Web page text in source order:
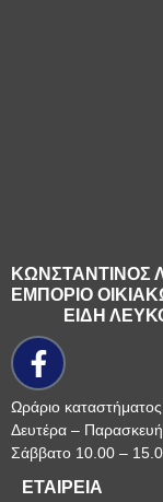
ΚΩΝΣΤΑΝΤΙΝΟΣ
ΕΜΠΟΡΙΟ
ΕΙΔΗ
Ωράριο καταστήματος
Δευτέρα –
Σάββατο 10.00 –
ΕΤΑΙΡΕΙΑ